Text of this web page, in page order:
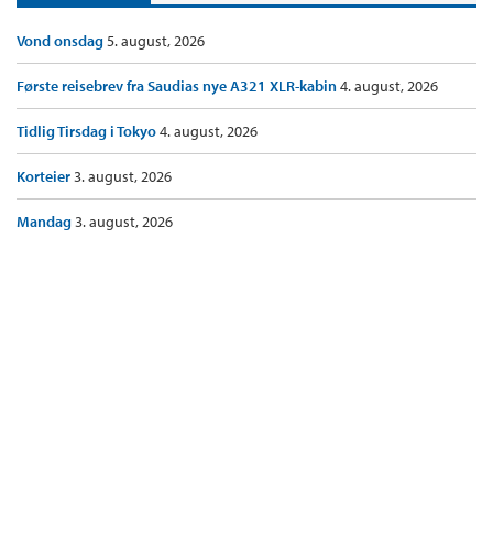
Vond onsdag5. august, 2026
Første reisebrev fra Saudias nye A321 XLR-kabin4. august, 2026
Tidlig Tirsdag i Tokyo4. august, 2026
Korteier3. august, 2026
Mandag3. august, 2026